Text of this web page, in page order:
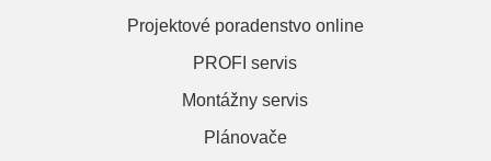
Projektové poradenstvo online
PROFI servis
Montážny servis
Plánovače